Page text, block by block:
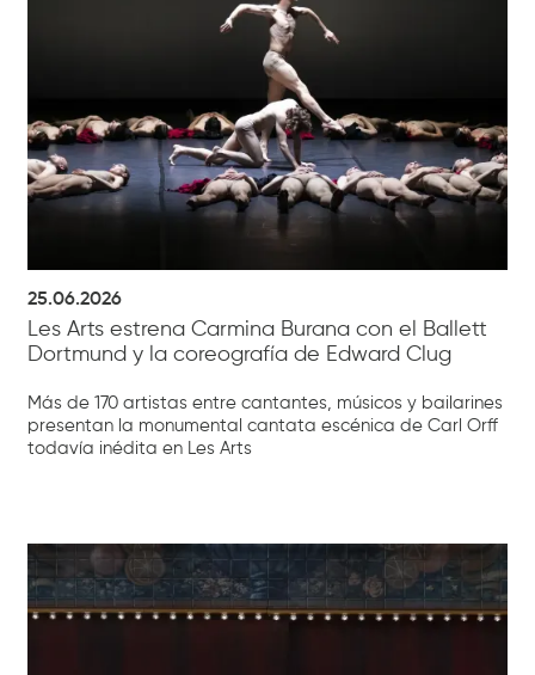
25.06.2026
Les Arts estrena Carmina Burana con el Ballett
Dortmund y la coreografía de Edward Clug
Más de 170 artistas entre cantantes, músicos y bailarines
presentan la monumental cantata escénica de Carl Orff
todavía inédita en Les Arts